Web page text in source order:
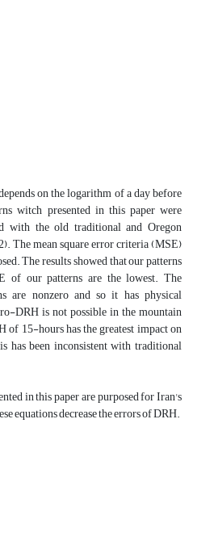
on the logarithm of a day before
witch presented in this paper were
with the old traditional and Oregon
The mean square error criteria (MSE)
The results showed that our patterns
of our patterns are the lowest. The
are nonzero and so it has physical
DRH is not possible in the mountain
of 15-hours has the greatest impact on
has been inconsistent with traditional
in this paper are purposed for Iran's
equations decrease the errors of DRH.